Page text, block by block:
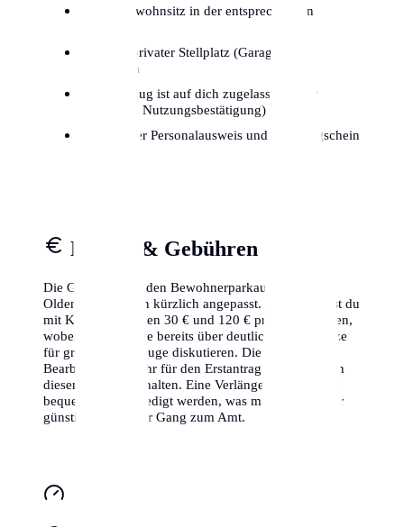
Hauptwohnsitz in der entsprechenden
Kein privater Stellplatz (Garage/Hof)
vorhanden
Fahrzeug ist auf dich zugelassen (oder
dauerhafte Nutzungsbestätigung)
Gültiger Personalausweis und Fahrzeugschein
Kosten & Gebühren
Die Gebühren für den Bewohnerparkausweis in
Oldenburg wurden kürzlich angepasst. Aktuell musst du
mit Kosten zwischen 30 € und 120 € pro Jahr rechnen,
wobei einige Städte bereits über deutlich höhere Sätze
für größere Fahrzeuge diskutieren. Die
Bearbeitungsgebühr für den Erstantrag ist meistens in
diesem Betrag enthalten. Eine Verlängerung kann oft
bequem online erledigt werden, was manchmal sogar
günstiger ist als der Gang zum Amt.